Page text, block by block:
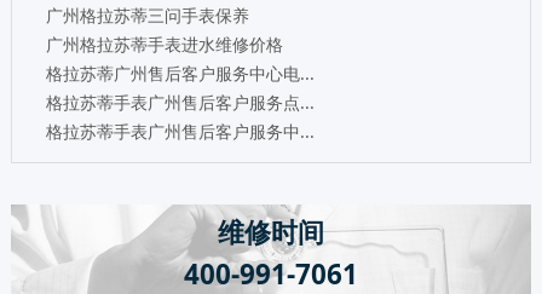
广州格拉苏蒂三问手表保养
广州格拉苏蒂手表进水维修价格
格拉苏蒂广州售后客户服务中心电...
格拉苏蒂手表广州售后客户服务点...
格拉苏蒂手表广州售后客户服务中...
维修时间
400-991-7061